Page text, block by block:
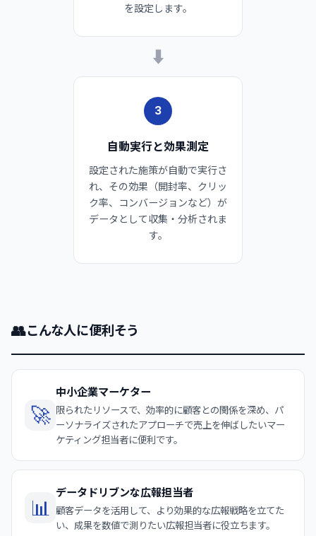
を設定します。
➡
3
自動実行と効果測定
設定された施策が自動で実行さ
れ、その効果（開封率、クリッ
ク率、コンバージョンなど）が
データとして収集・分析されま
す。
👥こんな人に便利そう
🚀
中小企業マーケター
限られたリソースで、効率的に顧客との関係を深め、パ
ーソナライズされたアプローチで売上を伸ばしたいマー
ケティング担当者に便利です。
📊
データドリブンな広報担当者
顧客データを活用して、より効果的な広報戦略を立てた
い、成果を数値で測りたい広報担当者に役立ちます。